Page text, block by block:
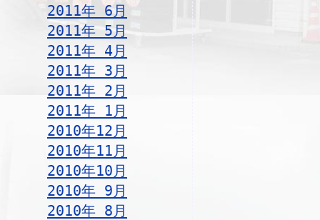
2011年 6月
2011年 5月
2011年 4月
2011年 3月
2011年 2月
2011年 1月
2010年12月
2010年11月
2010年10月
2010年 9月
2010年 8月